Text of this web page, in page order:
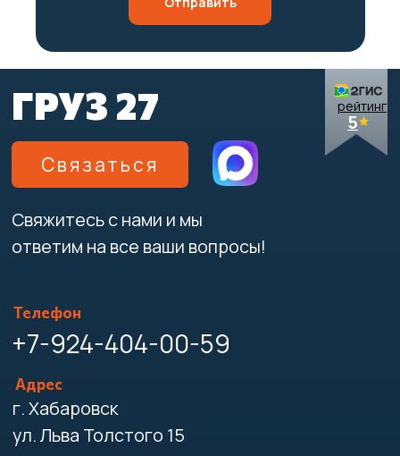
© 2021-2026 "ГРУЗ 27"
Карта сайта
сайтов - studiorosta.ru